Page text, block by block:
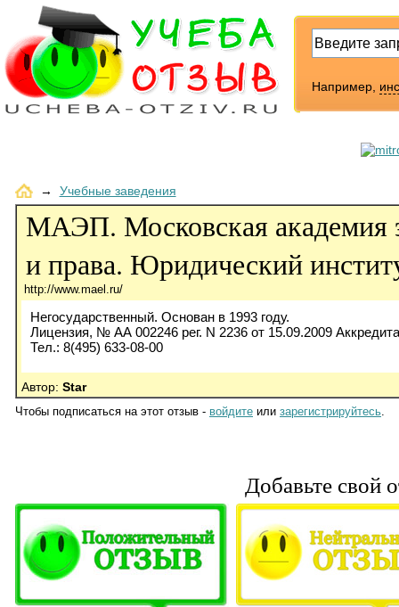
Например,
→ Учебные заведения
МАЭП. Московская академия
и права. Юридический
http://www.mael.ru/
Негосударственный. Основан в 1993 году.
Лицензия, № АА 002246 рег. N 2236 от 15.09.2009
Тел.: 8(495) 633-08-00
Автор: Star
Чтобы подписаться на этот отзыв - войдите или зарегистрируйтесь.
Добавьте свой